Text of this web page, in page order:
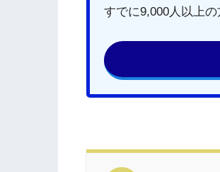
すでに9,000人以上の